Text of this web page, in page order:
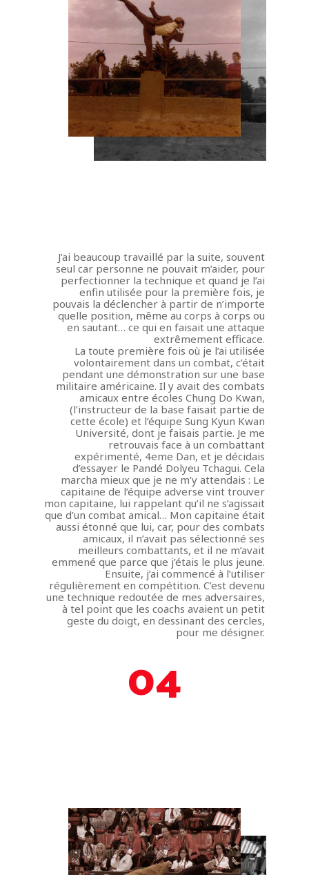
J’ai beaucoup travaillé par la suite, souvent
seul car personne ne pouvait m’aider, pour
perfectionner la technique et quand je l’ai
enfin utilisée pour la première fois, je
pouvais la déclencher à partir de n’importe
quelle position, même au corps à corps ou
en sautant… ce qui en faisait une attaque
extrêmement efficace.
La toute première fois où je l’ai utilisée
volontairement dans un combat, c’était
pendant une démonstration sur une base
militaire américaine. Il y avait des combats
amicaux entre écoles Chung Do Kwan,
(l’instructeur de la base faisait partie de
cette école) et l’équipe Sung Kyun Kwan
Université, dont je faisais partie. Je me
retrouvais face à un combattant
expérimenté, 4eme Dan, et je décidais
d’essayer le Pandé Dolyeu Tchagui. Cela
marcha mieux que je ne m’y attendais : Le
capitaine de l’équipe adverse vint trouver
mon capitaine, lui rappelant qu’il ne s’agissait
que d’un combat amical… Mon capitaine était
aussi étonné que lui, car, pour des combats
amicaux, il n’avait pas sélectionné ses
meilleurs combattants, et il ne m’avait
emmené que parce que j’étais le plus jeune.
Ensuite, j’ai commencé à l’utiliser
régulièrement en compétition. C’est devenu
une technique redoutée de mes adversaires,
à tel point que les coachs avaient un petit
geste du doigt, en dessinant des cercles,
pour me désigner.
04